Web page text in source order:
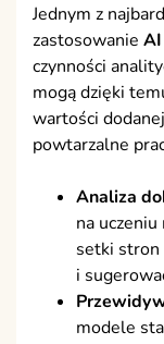
Jednym z
zastosowanie AI
czynności
mogą dzięki
wartości
powtarzalne
Analiza
na
setki stron
i
modele